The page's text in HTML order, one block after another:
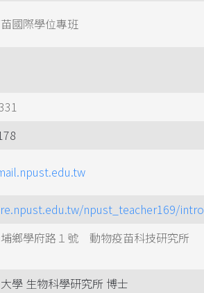
國際學位專班
npust_teacher169/intro
鄉學府路１號 動物疫苗科技研究所
學 生物科學研究所 博士